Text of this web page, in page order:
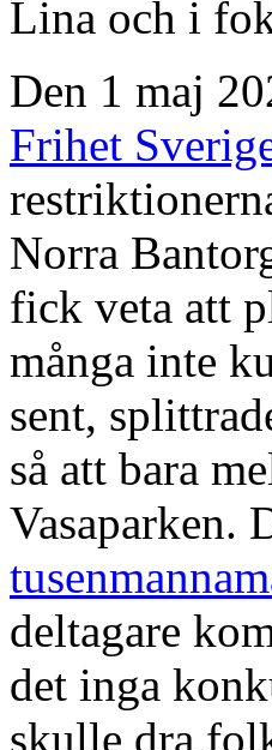
Lina och i
Den 1 maj
Frihet
Norra
fick veta att
många inte
sent,
så att bara
Vasaparken.
deltagare
det inga
skulle dra